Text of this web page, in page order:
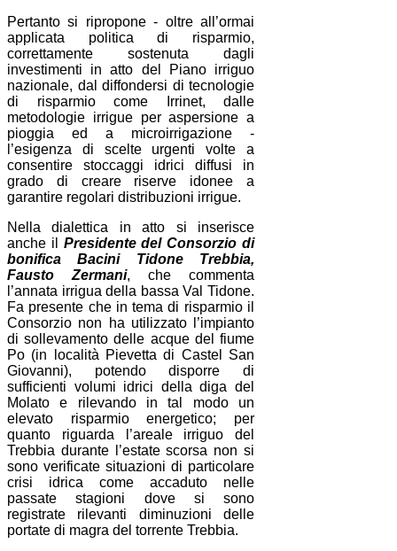
Pertanto si ripropone - oltre all’ormai
applicata politica di risparmio,
correttamente sostenuta dagli
investimenti in atto del Piano irriguo
nazionale, dal diffondersi di tecnologie
di risparmio come Irrinet, dalle
metodologie irrigue per aspersione a
pioggia ed a microirrigazione -
l’esigenza di scelte urgenti volte a
consentire stoccaggi idrici diffusi in
grado di creare riserve idonee a
garantire regolari distribuzioni irrigue.
Nella dialettica in atto si inserisce
anche il Presidente del Consorzio di
bonifica Bacini Tidone Trebbia,
Fausto Zermani, che commenta
l’annata irrigua della bassa Val Tidone.
Fa presente che in tema di risparmio il
Consorzio non ha utilizzato l’impianto
di sollevamento delle acque del fiume
Po (in località Pievetta di Castel San
Giovanni), potendo disporre di
sufficienti volumi idrici della diga del
Molato e rilevando in tal modo un
elevato risparmio energetico; per
quanto riguarda l’areale irriguo del
Trebbia durante l’estate scorsa non si
sono verificate situazioni di particolare
crisi idrica come accaduto nelle
passate stagioni dove si sono
registrate rilevanti diminuzioni delle
portate di magra del torrente Trebbia.